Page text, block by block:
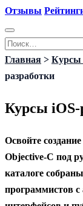
Отзывы
Перейти
к
содержанию
Search
for:
Главная > Курсы
разработки
Курсы iOS-
Освойте
Objective-C под
каталоге
программистов с